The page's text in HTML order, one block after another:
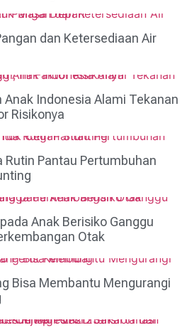
dan Ketersediaan Air
Anak Indonesia Alami Tekanan
Risikonya
Rutin Pantau Pertumbuhan
Anak Berisiko Ganggu
Otak
Bisa Membantu Mengurangi